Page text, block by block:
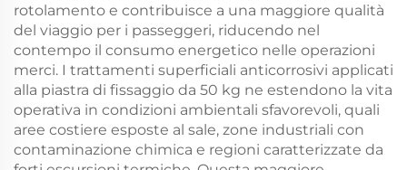
rotolamento e contribuisce a una maggiore qualità
del viaggio per i passeggeri, riducendo nel
contempo il consumo energetico nelle operazioni
merci. I trattamenti superficiali anticorrosivi applicati
alla piastra di fissaggio da 50 kg ne estendono la vita
operativa in condizioni ambientali sfavorevoli, quali
aree costiere esposte al sale, zone industriali con
contaminazione chimica e regioni caratterizzate da